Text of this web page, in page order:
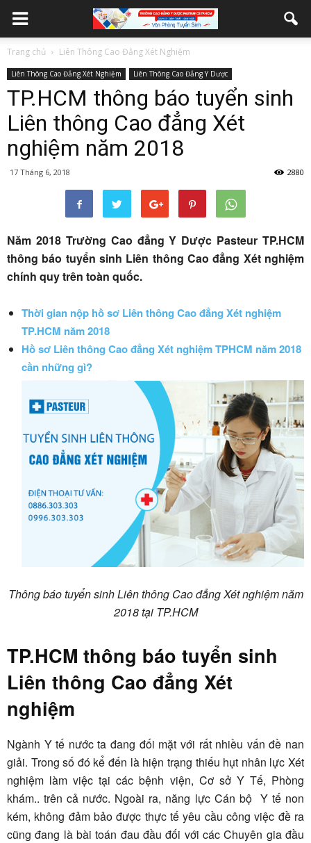
Trang chủ Liên Thông Cao Đẳng Xét Nghiệm
Liên Thông Cao Đẳng Xét Nghiệm Liên Thông Cao Đẳng Y Dược
TP.HCM thông báo tuyển sinh
Liên thông Cao đẳng Xét
nghiệm năm 2018
17 Tháng 6, 2018 2880
Năm 2018 Trường Cao đẳng Y Dược Pasteur TP.HCM
thông báo tuyển sinh Liên thông Cao đẳng Xét nghiệm
chính quy trên toàn quốc.
Thời gian nộp hồ sơ Liên thông Cao đẳng Xét nghiệm
TP.HCM năm 2018
Hồ sơ Liên thông Cao đẳng Xét nghiệm TPHCM năm 2018
cần những gì?
Thông báo tuyển sinh Liên thông Cao đẳng Xét nghiệm năm
2018 tại TP.HCM
TP.HCM thông báo tuyển sinh
Liên thông Cao đẳng Xét
nghiệm
Ngành Y tế nước ta đang đối mặt với rất nhiều vấn đề nan
giải. Trong số đó kể đến là hiện trạng thiếu hụt nhân lực Xét
nghiệm làm việc tại các bệnh viện, Cơ sở Y Tế, Phòng
khám.. trên cả nước. Ngoài ra, năng lực Cán bộ Y tế non
kém, không đảm bảo được thực tế yêu cầu công việc đề ra
cũng đang là bài toán đau đầu đối với các Chuyên gia đầu